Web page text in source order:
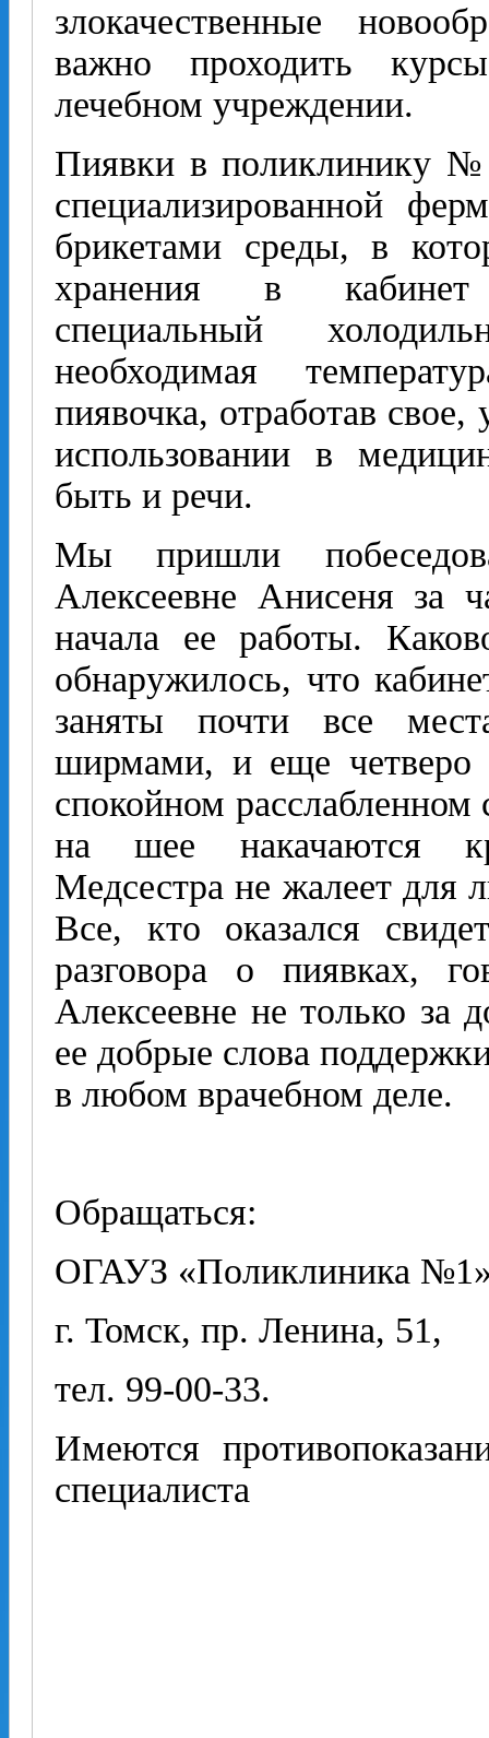
злокачественные
важно проходить
лечебном учреждении.
Пиявки в поликлинику
специализированной
брикетами среды, в
хранения в кабинет
специальный
необходимая
пиявочка, отработав
использовании в
быть и речи.
Мы пришли
Алексеевне Анисеня за
начала ее работы.
обнаружилось, что
заняты почти все
ширмами, и еще четверо
спокойном
на шее накачаются
Медсестра не жалеет для
Все, кто оказался
разговора о пиявках,
Алексеевне не только за
ее добрые слова
в любом врачебном деле.
Обращаться:
ОГАУЗ «Поликлиника
г. Томск, пр. Ленина, 51,
тел. 99-00-33.
Имеются
специалиста